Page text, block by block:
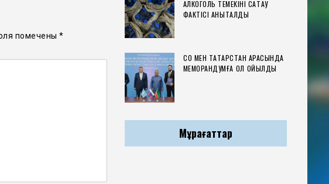
помечены *
АЛКОГОЛЬ ТЕМЕКІНІ САҚТАУ
ФАКТІСІ АНЫҚТАЛДЫ
СҚО МЕН ТАТАРСТАН АРАСЫНДА
МЕМОРАНДУМҒА ҚОЛ ҚОЙЫЛДЫ
Мұрағаттар